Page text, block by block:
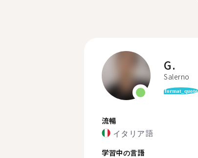
G.
Salerno
format_quote
流暢
イタリア語
学習中の言語